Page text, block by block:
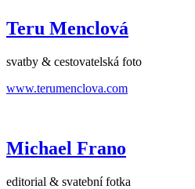
Teru Menclová
svatby & cestovatelská foto
www.terumenclova.com
Michael Frano
editorial & svatební fotka